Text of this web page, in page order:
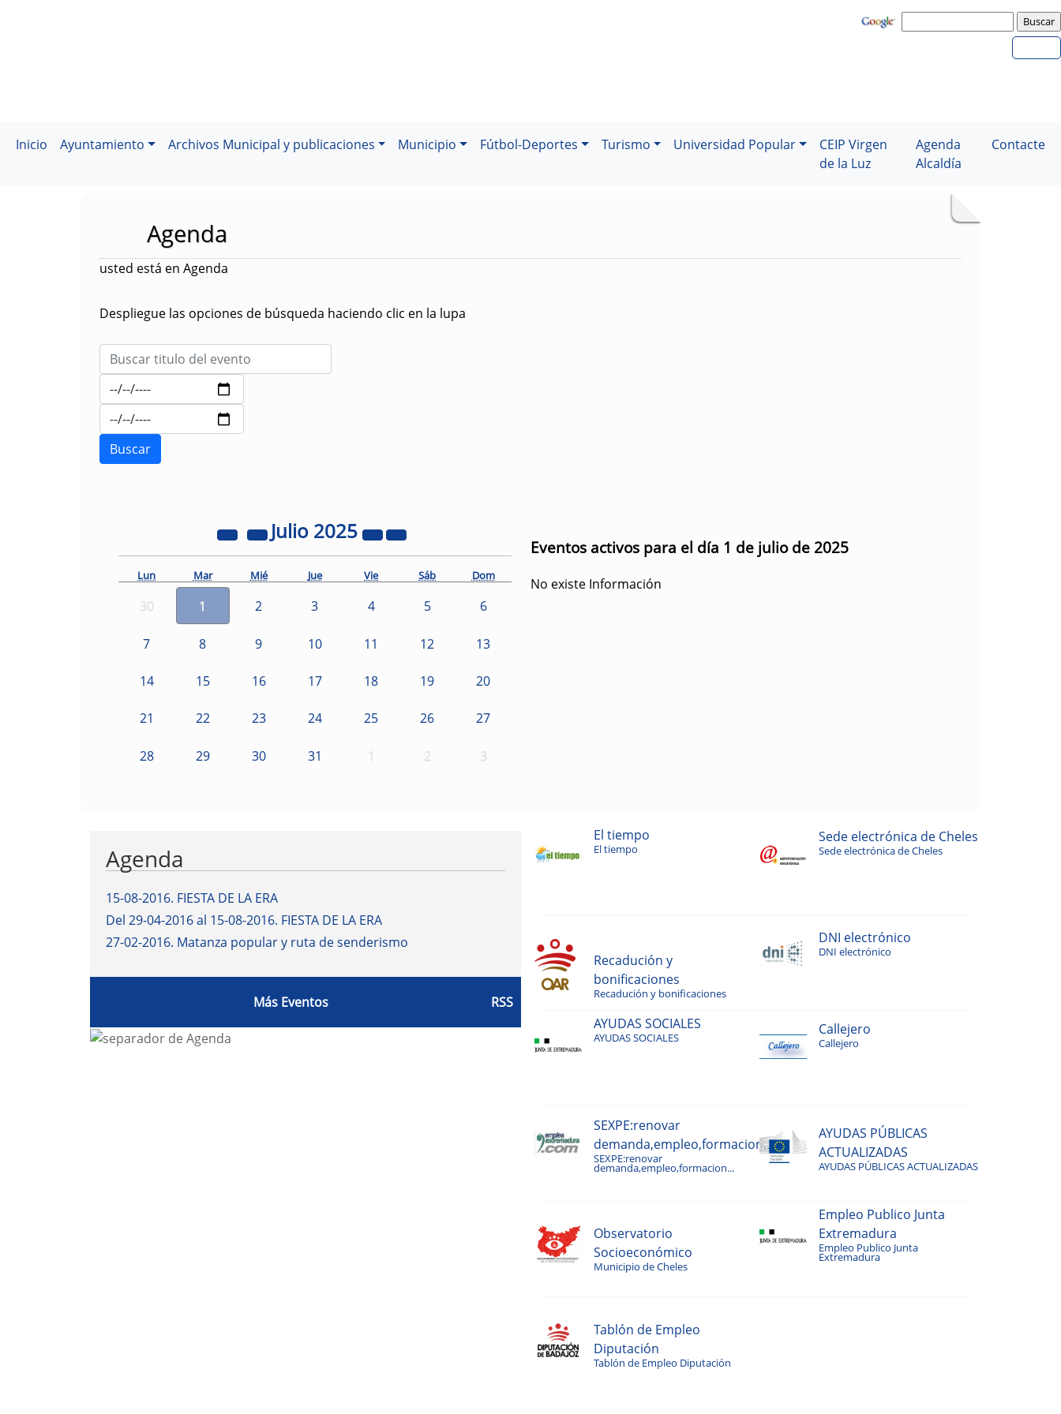
Inicio Ayuntamiento Archivos Municipal y publicaciones Municipio Fútbol-Deportes Turismo Universidad Popular
CEIP Virgen
de la Luz
Agenda
Alcaldía
Contacte
Agenda
usted está en Agenda
Despliegue las opciones de búsqueda haciendo clic en la lupa
Julio 2025
Lun Mar Mié Jue Vie Sáb Dom
30 1 2 3 4 5 6
7 8 9 10 11 12 13
14 15 16 17 18 19 20
21 22 23 24 25 26 27
28 29 30 31 1 2 3
Eventos activos para el día 1 de julio de 2025
No existe Información
Agenda
15-08-2016. FIESTA DE LA ERA
Del 29-04-2016 al 15-08-2016. FIESTA DE LA ERA
27-02-2016. Matanza popular y ruta de senderismo
Más Eventos RSS
El tiempo
El tiempo
Sede electrónica de Cheles
Sede electrónica de Cheles
Recadución y
bonificaciones
Recadución y bonificaciones
DNI electrónico
DNI electrónico
AYUDAS SOCIALES
AYUDAS SOCIALES
Callejero
Callejero
SEXPE:renovar
demanda,empleo,formacion...
SEXPE:renovar
demanda,empleo,formacion...
AYUDAS PÚBLICAS
ACTUALIZADAS
AYUDAS PÚBLICAS ACTUALIZADAS
Observatorio
Socioeconómico
Municipio de Cheles
Empleo Publico Junta
Extremadura
Empleo Publico Junta
Extremadura
Tablón de Empleo
Diputación
Tablón de Empleo Diputación